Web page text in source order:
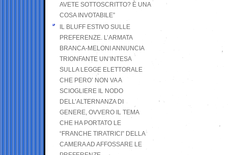
AVETE SOTTOSCRITTO? È UNA
COSA INVOTABILE”
IL BLUFF ESTIVO SULLE
PREFERENZE. L’ARMATA
BRANCA-MELONI ANNUNCIA
TRIONFANTE UN’INTESA
SULLA LEGGE ELETTORALE
CHE PERO’ NON VA A
SCIOGLIERE IL NODO
DELL’ALTERNANZA DI
GENERE, OVVERO IL TEMA
CHE HA PORTATO LE
“FRANCHE TIRATRICI” DELLA
CAMERA AD AFFOSSARE LE